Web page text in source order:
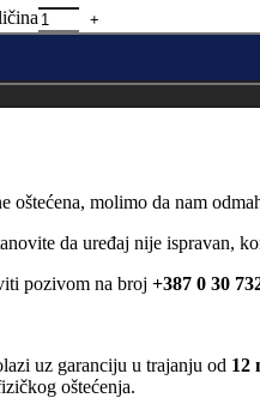
oštećena, molimo da nam
da uređaj nije ispravan,
pozivom na broj +387 0 30
uz garanciju u trajanju od 12
oštećenja.